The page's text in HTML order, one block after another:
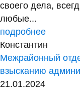
своего дела,
любые...
подробнее
Константин
Межрайонный
взысканию
21.01.2024